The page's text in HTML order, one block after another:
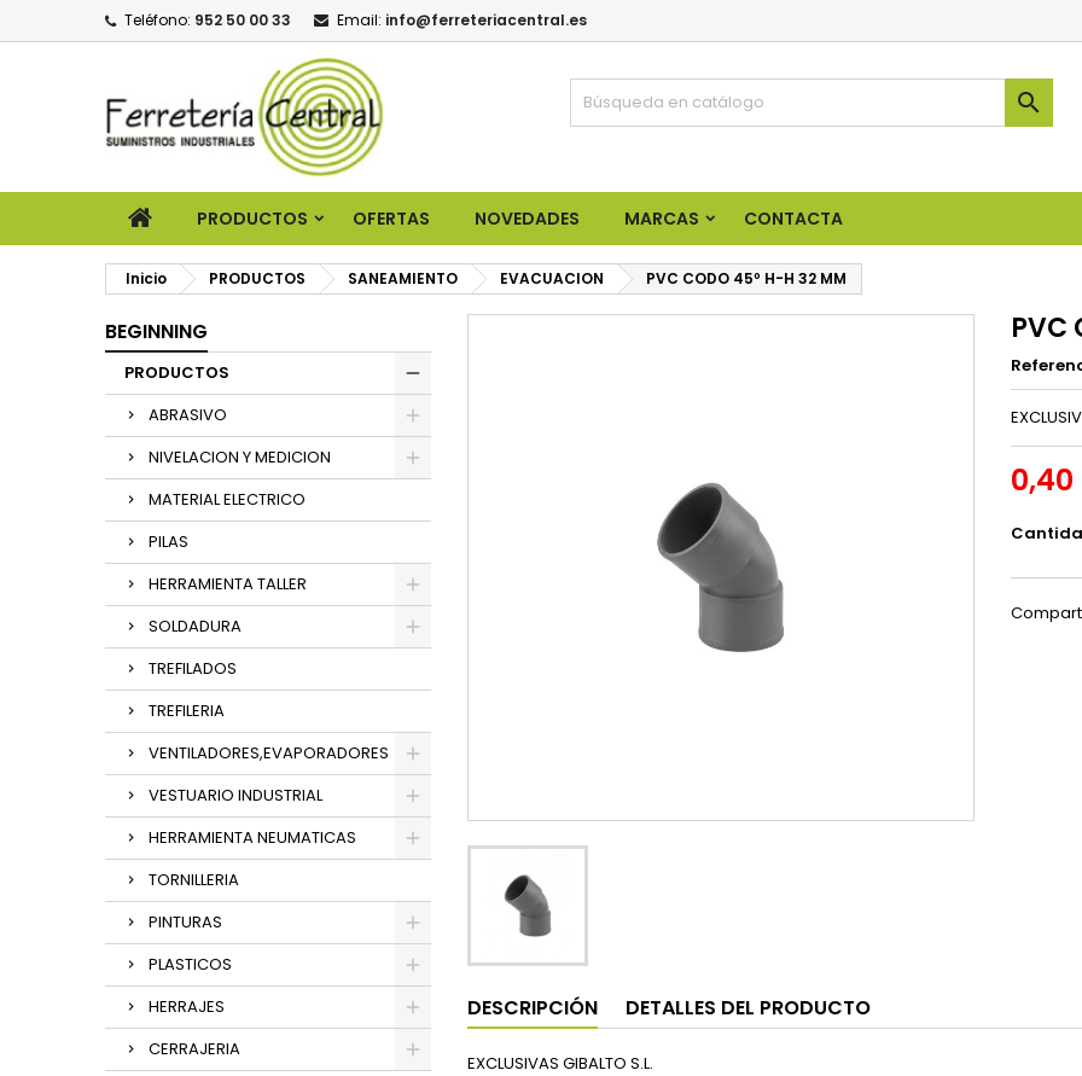
Teléfono: 952 50 00 33 Email: info@ferreteriacentral.es

PRODUCTOS OFERTAS NOVEDADES MARCAS CONTACTA
Inicio PRODUCTOS SANEAMIENTO EVACUACION PVC CODO 45º H-H 32 MM
BEGINNING
PRODUCTOS
ABRASIVO
NIVELACION Y MEDICION
MATERIAL ELECTRICO
PILAS
HERRAMIENTA TALLER
SOLDADURA
TREFILADOS
TREFILERIA
VENTILADORES,EVAPORADORES
VESTUARIO INDUSTRIAL
HERRAMIENTA NEUMATICAS
TORNILLERIA
PINTURAS
PLASTICOS
HERRAJES
CERRAJERIA
PVC
DESCRIPCIÓN DETALLES DEL PRODUCTO
EXCLUSIVAS GIBALTO S.L.